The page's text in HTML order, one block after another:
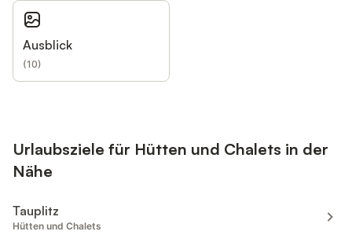
Ausblick
(10)
Urlaubsziele für Hütten und Chalets in der
Nähe
Tauplitz
Hütten und Chalets